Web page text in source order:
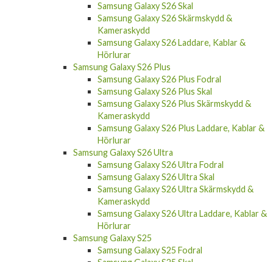
Samsung Galaxy S26 Skal
Samsung Galaxy S26 Skärmskydd &
Kameraskydd
Samsung Galaxy S26 Laddare, Kablar &
Hörlurar
Samsung Galaxy S26 Plus
Samsung Galaxy S26 Plus Fodral
Samsung Galaxy S26 Plus Skal
Samsung Galaxy S26 Plus Skärmskydd &
Kameraskydd
Samsung Galaxy S26 Plus Laddare, Kablar &
Hörlurar
Samsung Galaxy S26 Ultra
Samsung Galaxy S26 Ultra Fodral
Samsung Galaxy S26 Ultra Skal
Samsung Galaxy S26 Ultra Skärmskydd &
Kameraskydd
Samsung Galaxy S26 Ultra Laddare, Kablar &
Hörlurar
Samsung Galaxy S25
Samsung Galaxy S25 Fodral